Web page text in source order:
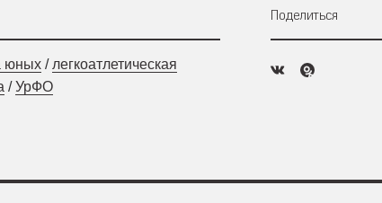
юных/ легкоатлетическая
/УрФО
Поделиться